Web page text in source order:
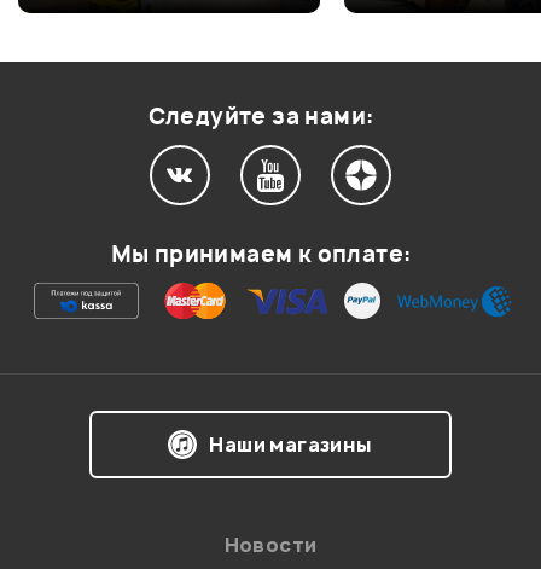
Ваша оценка:
Следуйте за нами:
Мы принимаем к оплате:
Наши магазины
Новости